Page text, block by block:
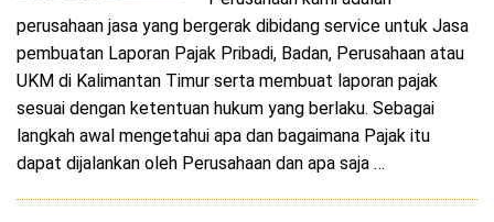
perusahaan jasa yang bergerak dibidang service untuk Jasa
pembuatan Laporan Pajak Pribadi, Badan, Perusahaan atau
UKM di Kalimantan Timur serta membuat laporan pajak
sesuai dengan ketentuan hukum yang berlaku. Sebagai
langkah awal mengetahui apa dan bagaimana Pajak itu
dapat dijalankan oleh Perusahaan dan apa saja …